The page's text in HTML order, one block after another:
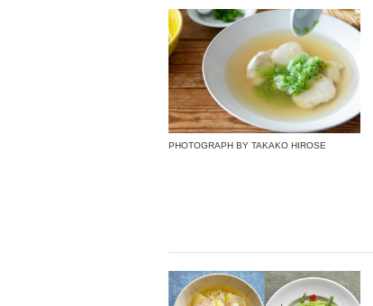
PHOTOGRAPH BY TAKAKO HIROSE